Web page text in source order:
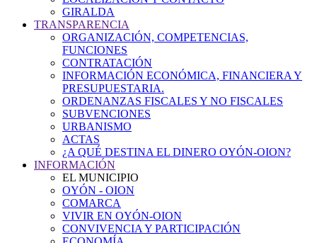
GIRALDA
TRANSPARENCIA
ORGANIZACIÓN, COMPETENCIAS,
FUNCIONES
CONTRATACIÓN
INFORMACIÓN ECONÓMICA, FINANCIERA Y
PRESUPUESTARIA.
ORDENANZAS FISCALES Y NO FISCALES
SUBVENCIONES
URBANISMO
ACTAS
¿A QUÉ DESTINA EL DINERO OYÓN-OION?
INFORMACIÓN
EL MUNICIPIO
OYÓN - OION
COMARCA
VIVIR EN OYÓN-OION
CONVIVENCIA Y PARTICIPACIÓN